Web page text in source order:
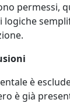
permessi,
logiche
è
è già